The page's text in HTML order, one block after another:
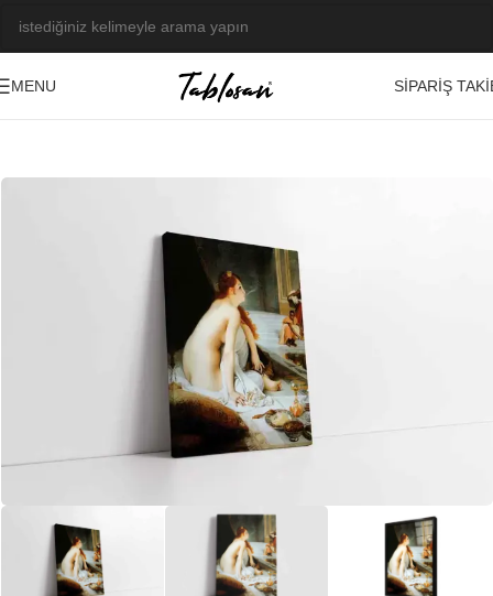
MENU
SIPARIŞ